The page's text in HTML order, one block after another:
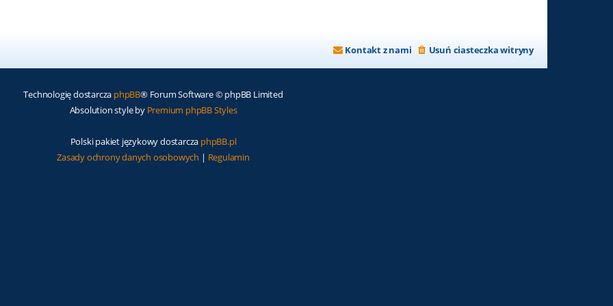
Usuń ciasteczka witryny
Kontakt z nami
Technologię dostarcza phpBB® Forum Software © phpBB Limited
Absolution style by Premium phpBB Styles
Polski pakiet językowy dostarcza phpBB.pl
Zasady ochrony danych osobowych | Regulamin